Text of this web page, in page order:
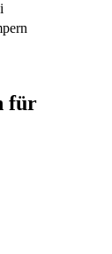
für